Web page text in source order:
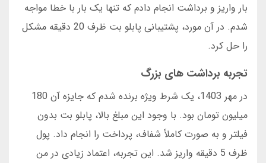
بار واریز و برداشت انجام دادم که تنها یک بار با خطا مواجه
شدم. در آن مورد، پشتیبانی پابلو بت ظرف 20 دقیقه مشکل
را حل کرد.
تجربه برداشت های بزرگ
در مهر 1403، یک شرط ویژه برنده شدم که جایزه آن 180
میلیون تومان بود. با وجود این مبلغ بالا، پابلو بت بدون
فیلتر و به صورت کاملاً شفاف، پرداخت را انجام داد. پول
ظرف 5 دقیقه واریز شد. این تجربه، اعتماد زیادی در من